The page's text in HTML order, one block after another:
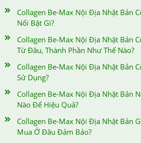
Collagen Be-Max Nội Địa Nhật Bản
Nổi Bật Gì?
Collagen Be-Max Nội Địa Nhật Bản
Từ Đâu, Thành Phần Như Thế Nào?
Collagen Be-Max Nội Địa Nhật Bản
Sử Dụng?
Collagen Be-Max Nội Địa Nhật Bản
Nào Để Hiệu Quả?
Collagen Be-Max Nội Địa Nhật Bản
Mua Ở Đâu Đảm Bảo?